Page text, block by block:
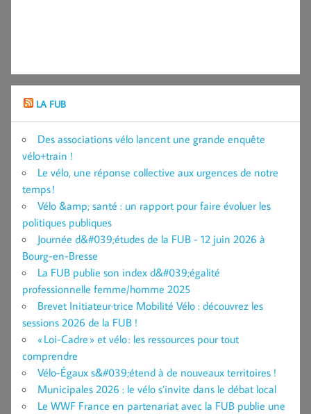
LA FUB
Des associations vélo lancent une grande enquête
vélo+train !
Le vélo, une réponse collective aux urgences de notre
temps !
Vélo &amp; santé : un rapport pour faire évoluer les
politiques publiques
Journée d&#039;études de la FUB - 12 juin 2026 à
Bourg-en-Bresse
La FUB publie son index d&#039;égalité
professionnelle femme/homme 2025
Brevet Initiateur·trice Mobilité Vélo : découvrez les
sessions 2026 de la FUB !
« Loi-Cadre » et vélo : les ressources pour tout
comprendre
Vélo-Égaux s&#039;étend à de nouveaux territoires !
Municipales 2026 : le vélo s’invite dans le débat local
Le WWF France en partenariat avec la FUB publie une